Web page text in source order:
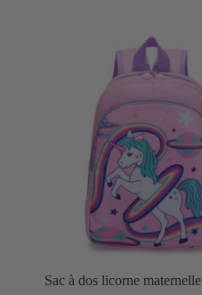
Sac à dos licorne maternelle